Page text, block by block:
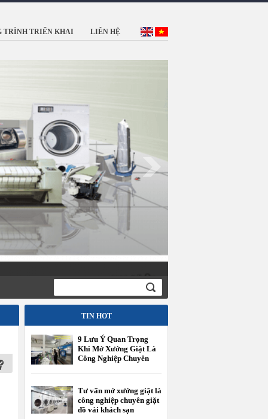
TRÌNH TRIỂN KHAI LIÊN HỆ
TIN HOT
9 Lưu Ý Quan Trọng
Khi Mở Xưởng Giặt Là
Công Nghiệp Chuyên
Tư vấn mở xưởng giặt là
công nghiệp chuyên giặt
đồ vải khách sạn